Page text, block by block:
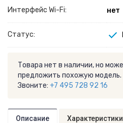
Интерфейс Wi-Fi: нет
Статус:
Товара нет в наличии, но
предложить похожую модель.
Звоните: +7 495 728 92 16
Описание Характеристики